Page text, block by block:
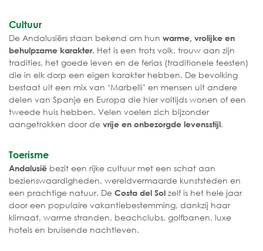
Cultuur
De Andalusiërs staan bekend om hun warme, vrolijke en
behulpzame karakter. Het is een trots volk, trouw aan zijn
tradities, het goede leven en de ferias (traditionele feesten)
die in elk dorp een eigen karakter hebben. De bevolking
bestaat uit een mix van ‘Marbelli’ en mensen uit andere
delen van Spanje en Europa die hier voltijds wonen of een
tweede huis hebben. Velen voelen zich bijzonder
aangetrokken door de vrije en onbezorgde levensstijl.
Toerisme
Andalusië bezit een rijke cultuur met een schat aan
bezienswaardigheden, wereldvermaarde kunststeden en
een prachtige natuur. De Costa del Sol zelf is het hele jaar
door een populaire vakantiebestemming, dankzij haar
klimaat, warme stranden, beachclubs, golfbanen, luxe
hotels en bruisende nachtleven.